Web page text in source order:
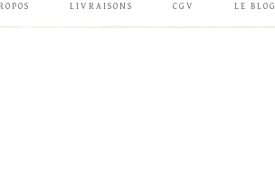
LIVRAISONS CGV LE BLOG